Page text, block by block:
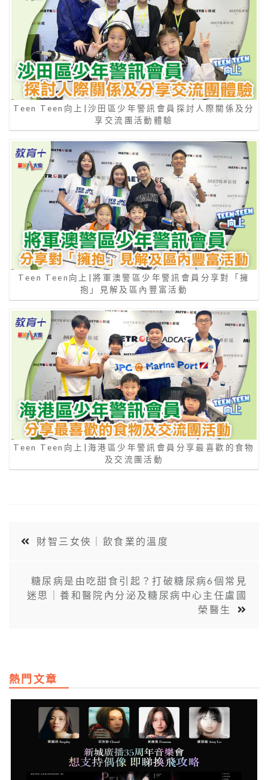
Teen Teen向上|沙田區少年警訊會員探討人際關係及分
享交流團活動體驗
Teen Teen向上|將軍澳警區少年警訊會員分享對「擁
抱」見解及區內豐富活動
Teen Teen向上|海港區少年警訊會員分享最喜歡的食物
及交流團活動
財智三女俠｜飲食業的溫度
糖尿病是由吃甜食引起？打破糖尿病6個常見
迷思｜養和醫院內分泌及糖尿病中心主任盧國
榮醫生
熱門文章